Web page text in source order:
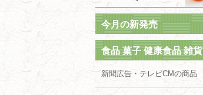
今月の新発売
食品 菓子 健康食品 雑貨
新聞広告・テレビCMの商品